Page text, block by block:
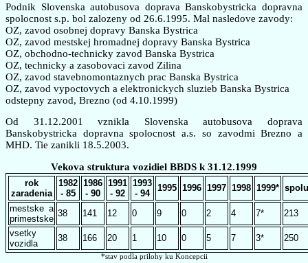
Podnik Slovenska autobusova doprava Banskobystricka dopravna
spolocnost s.p. bol zalozeny od 26.6.1995. Mal nasledove zavody:
OZ, zavod osobnej dopravy Banska Bystrica
OZ, zavod mestskej hromadnej dopravy Banska Bystrica
OZ, obchodno-technicky zavod Banska Bystrica
OZ, technicky a zasobovaci zavod Zilina
OZ, zavod stavebnomontaznych prac Banska Bystrica
OZ, zavod vypoctovych a elektronickych sluzieb Banska Bystrica
odstepny zavod, Brezno (od 4.10.1999)
Od 31.12.2001 vznikla Slovenska autobusova doprava
Banskobystricka dopravna spolocnost a.s. so zavodmi Brezno a
MHD. Tie zanikli 18.5.2003.
Vekova struktura vozidiel BBDS k 31.12.1999
rok
zaradenia
1982
- 85
1986
- 90
1991
- 92
1993
- 94
1995 1996 1997 1998 1999* spolu
mestske a
primestske
38 141 12 0 9 0 2 4 7*
213
vsetky
vozidla
38 166 20 1 10 0 5 7 3* 250
*stav podla prilohy ku Koncepcii